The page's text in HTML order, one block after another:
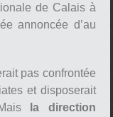
de Calais à
annoncée d’au
pas confrontée
et disposerait
la direction